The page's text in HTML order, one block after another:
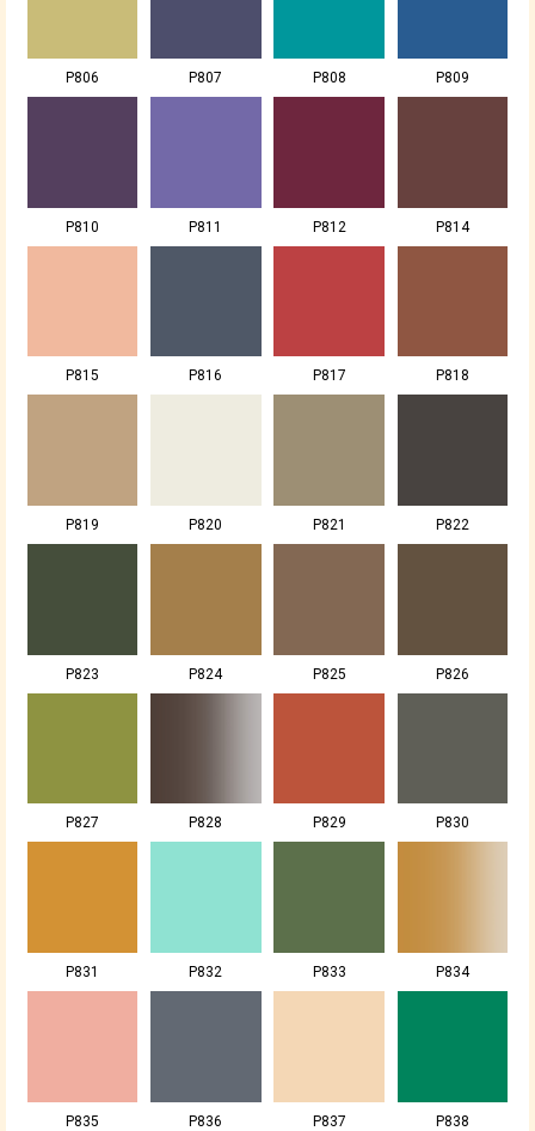
P806 P807 P808 P809
P810 P811 P812 P814
P815 P816 P817 P818
P819 P820 P821 P822
P823 P824 P825 P826
P827 P828 P829 P830
P831 P832 P833 P834
P835 P836 P837 P838